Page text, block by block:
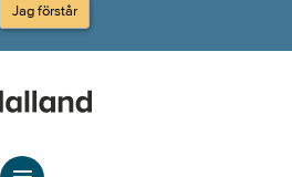
Jag förstår